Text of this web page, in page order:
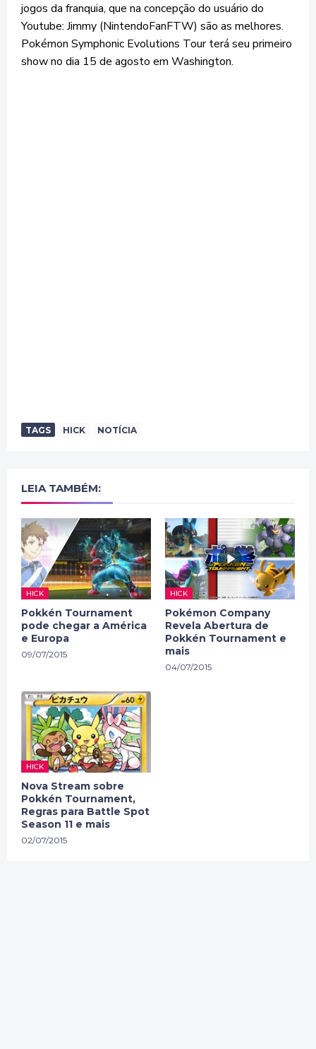
jogos da franquia, que na concepção do usuário do
Youtube: Jimmy (NintendoFanFTW) são as melhores.
Pokémon Symphonic Evolutions Tour terá seu primeiro
show no dia 15 de agosto em Washington.
TAGS HICK NOTÍCIA
LEIA TAMBÉM:
HICK
Pokkén Tournament
pode chegar a América
e Europa
09/07/2015
HICK
Pokémon Company
Revela Abertura de
Pokkén Tournament e
mais
04/07/2015
HICK
Nova Stream sobre
Pokkén Tournament,
Regras para Battle Spot
Season 11 e mais
02/07/2015